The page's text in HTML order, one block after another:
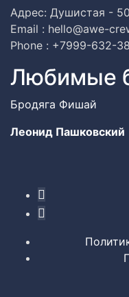
Адрес: Душистая -
Email : hello@awe-
Phone : +7999-632-
Любимые
Бродяга Фишай
Леонид Пашковский